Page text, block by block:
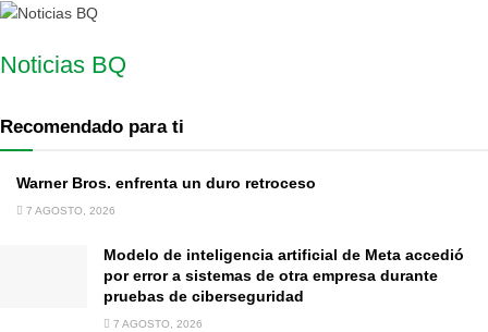
Noticias BQ
Recomendado para ti
Warner Bros. enfrenta un duro retroceso
7 AGOSTO, 2026
Modelo de inteligencia artificial de Meta accedió
por error a sistemas de otra empresa durante
pruebas de ciberseguridad
7 AGOSTO, 2026